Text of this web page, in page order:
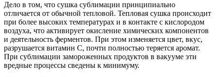
Дело в том, что сушка сублимации принципиально
отличается от обычной тепловой. Тепловая сушка происходит
при более высоких температурах и в контакте с кислородом
воздуха, что активирует окисление химических компонентов
и деятельность ферментов. При этом изменяется цвет, вкус,
разрушается витамин С, почти полностью теряется аромат.
При сублимации замороженных продуктов в вакууме эти
вредные процессы сведены к минимуму.